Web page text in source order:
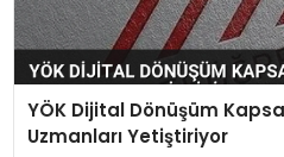
YÖK Dijital Dönüşüm
Uzmanları Yetiştiriyor